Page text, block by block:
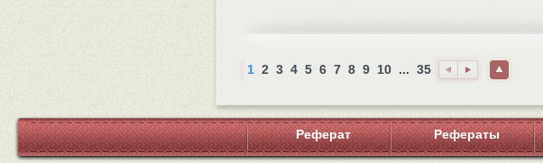
1 2 3 4 5 6 7 8 9 10 ... 35
ад
ред ерх
Реферат Рефераты